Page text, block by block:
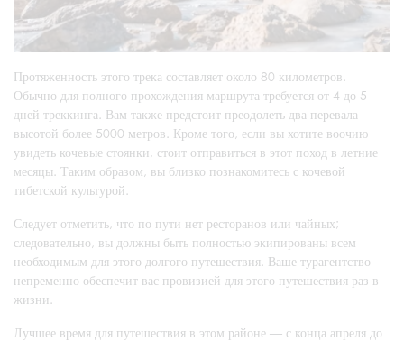
Протяженность этого трека составляет около 80 километров.
Обычно для полного прохождения маршрута требуется от 4 до 5
дней треккинга. Вам также предстоит преодолеть два перевала
высотой более 5000 метров. Кроме того, если вы хотите воочию
увидеть кочевые стоянки, стоит отправиться в этот поход в летние
месяцы. Таким образом, вы близко познакомитесь с кочевой
тибетской культурой.
Следует отметить, что по пути нет ресторанов или чайных;
следовательно, вы должны быть полностью экипированы всем
необходимым для этого долгого путешествия. Ваше турагентство
непременно обеспечит вас провизией для этого путешествия раз в
жизни.
Лучшее время для путешествия в этом районе — с конца апреля до